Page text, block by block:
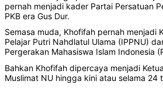
pernah menjadi kader Partai Persatuan
PKB era Gus Dur.
Semasa muda, Khofifah pernah menjadi
Pelajar Putri Nahdlatul Ulama (IPPNU)
Pergerakan Mahasiswa Islam Indonesia
Bahkan Khofifah dipercaya menjadi
Muslimat NU hingga kini atau selama 24